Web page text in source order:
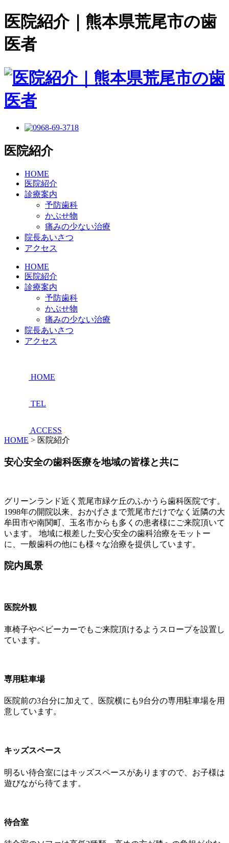
医院紹介｜熊本県荒尾市の歯
医者
医院紹介
HOME
医院紹介
診療案内
予防歯科
かぶせ物
痛みの少ない治療
院長あいさつ
アクセス
HOME
医院紹介
診療案内
予防歯科
かぶせ物
痛みの少ない治療
院長あいさつ
アクセス
HOME
TEL
ACCESS
HOME > 医院紹介
安心安全の歯科医療を地域の皆様と共に
グリーンランド近く荒尾市緑ケ丘のふかうら歯科医院です。
1998年の開院以来、おかげさまで荒尾市だけでなく近隣の大
牟田市や南関町、玉名市からも多くの患者様にご来院頂いて
います。 地域に根差した安心安全の歯科治療をモットー
に、一般歯科の他にも様々な治療を提供しています。
院内風景
医院外観
車椅子やベビーカーでもご来院頂けるようスロープを設置し
ています。
専用駐車場
医院前の3台分に加えて、医院横にも9台分の専用駐車場を用
意しています。
キッズスペース
明るい待合室にはキッズスペースがありますので、お子様は
遊びながら待てます。
待合室